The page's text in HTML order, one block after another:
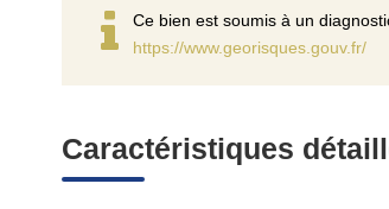
Ce bien est soumis à un
https://www.georisques.gouv.fr/
Caractéristiques